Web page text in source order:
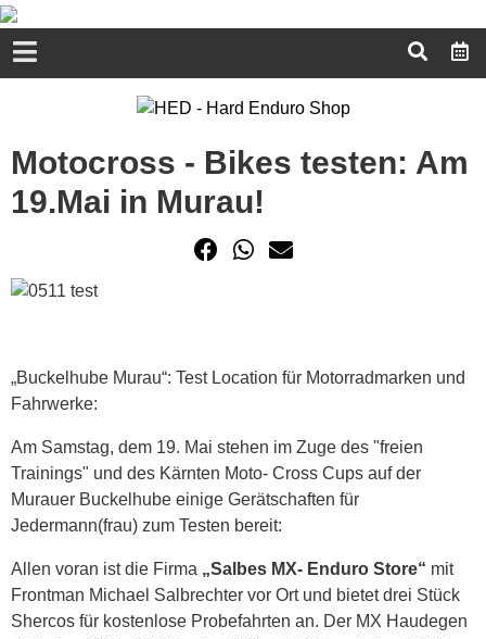
Motocross - Bikes testen: Am
19.Mai in Murau!
„Buckelhube Murau“: Test Location für Motorradmarken und
Fahrwerke:
Am Samstag, dem 19. Mai stehen im Zuge des "freien
Trainings" und des Kärnten Moto- Cross Cups auf der
Murauer Buckelhube einige Gerätschaften für
Jedermann(frau) zum Testen bereit:
Allen voran ist die Firma „Salbes MX- Enduro Store“ mit
Frontman Michael Salbrechter vor Ort und bietet drei Stück
Shercos für kostenlose Probefahrten an. Der MX Haudegen